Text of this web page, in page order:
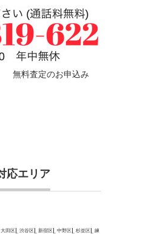
無料査定のお申込み
応エリア
大田区 渋谷区 新宿区 中野区 杉並区
練